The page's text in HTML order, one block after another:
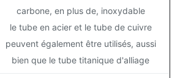
carbone, en plus de, inoxydable
le tube en acier et le tube de cuivre
peuvent également être utilisés, aussi
bien que le tube titanique d'alliage